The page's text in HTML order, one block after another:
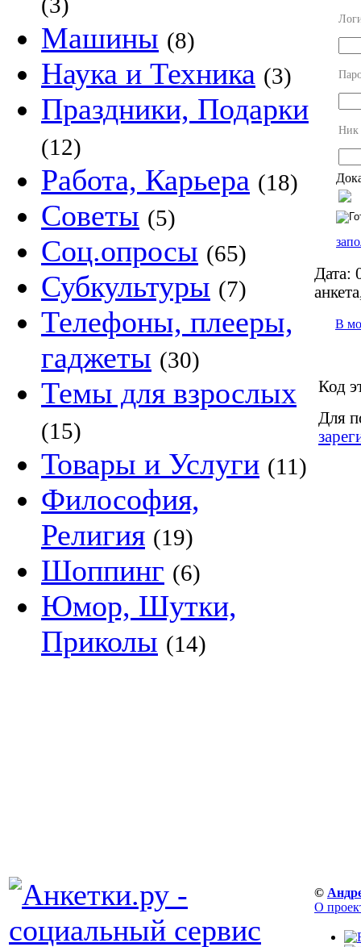
Машины (8)
Наука и Техника (3)
Праздники, Подарки
(12)
Работа, Карьера (18)
Советы (5)
Соц.опросы (65)
Субкультуры (7)
Телефоны, плееры,
гаджеты (30)
Темы для взрослых
(15)
Товары и Услуги (11)
Философия,
Религия (19)
Шоппинг (6)
Юмор, Шутки,
Приколы (14)
Ник
Дата:
В
Код
Для
©
О